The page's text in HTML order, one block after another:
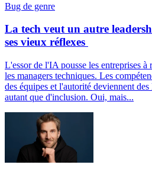
Bug de genre
La tech veut un autre
ses vieux réflexes
L'essor de l'IA pousse les entreprises à
les managers techniques. Les
des équipes et l'autorité deviennent
autant que d'inclusion. Oui, mais...